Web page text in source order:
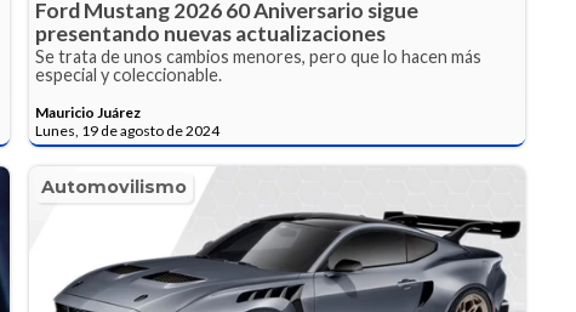
Ford Mustang 2026 60 Aniversario sigue
presentando nuevas actualizaciones
Se trata de unos cambios menores, pero que lo hacen más
especial y coleccionable.
Mauricio Juárez
Lunes, 19 de agosto de 2024
Automovilismo